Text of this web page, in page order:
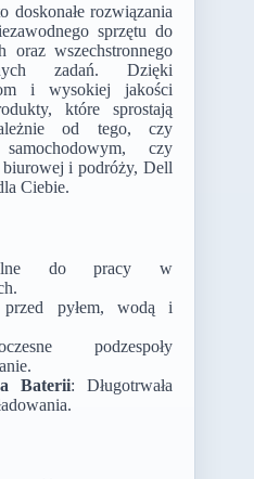
rozwiązania
sprzętu do
wszechstronnego
zadań. Dzięki
i wysokiej jakości
które sprostają
od tego, czy
czy
biurowej i podróży, Dell
Ciebie.
do pracy w
pyłem, wodą i
podzespoły
Baterii: Długotrwała